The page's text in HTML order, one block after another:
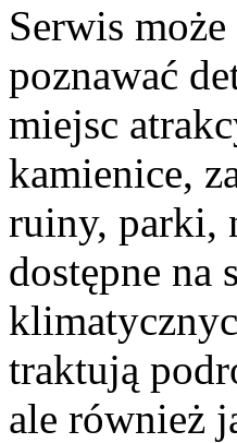
Serwis
poznawać
miejsc
kamienice,
ruiny, parki,
dostępne na
traktują
ale również